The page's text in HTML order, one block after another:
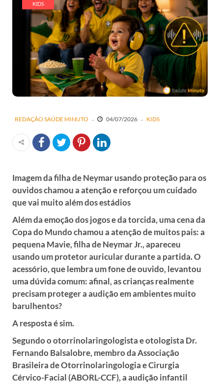
KIDS
REDAÇÃO SAÚDE MINUTO 04/07/2026 KIDS
Imagem da filha de Neymar usando proteção para os
ouvidos chamou a atenção e reforçou um cuidado
que vai muito além dos estádios
Além da emoção dos jogos e da torcida, uma cena da
Copa do Mundo chamou a atenção de muitos pais: a
pequena Mavie, filha de Neymar Jr., apareceu
usando um protetor auricular durante a partida. O
acessório, que lembra um fone de ouvido, levantou
uma dúvida comum: afinal, as crianças realmente
precisam proteger a audição em ambientes muito
barulhentos?
A resposta é sim.
Segundo o otorrinolaringologista e otologista Dr.
Fernando Balsalobre, membro da Associação
Brasileira de Otorrinolaringologia e Cirurgia
Cérvico-Facial (ABORL-CCF), a audição infantil